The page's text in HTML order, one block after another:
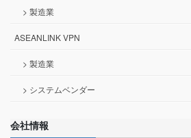
> 製造業
ASEANLINK VPN
> 製造業
> システムベンダー
会社情報